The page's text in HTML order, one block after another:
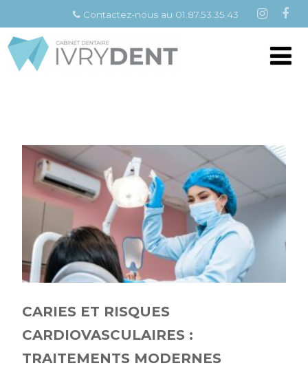
Contactez-nous au 01.87.53.35.43
CARIES ET RISQUES
CARDIOVASCULAIRES :
TRAITEMENTS MODERNES